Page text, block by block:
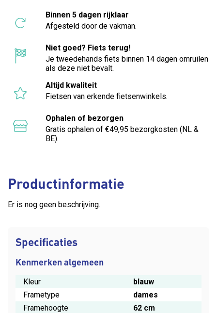
Productinformatie
Er is nog geen beschrijving.
Specificaties
Kenmerken algemeen
Kleur
blauw
Frametype
dames
Framehoogte
62 cm
Binnen 5 dagen rijklaar
Afgesteld door de vakman.
Niet goed? Fiets terug!
Je tweedehands fiets binnen 14 dagen omruilen
als deze niet bevalt.
Altijd kwaliteit
Fietsen van erkende fietsenwinkels.
Ophalen of bezorgen
Gratis ophalen of €49,95 bezorgkosten (NL &
BE).